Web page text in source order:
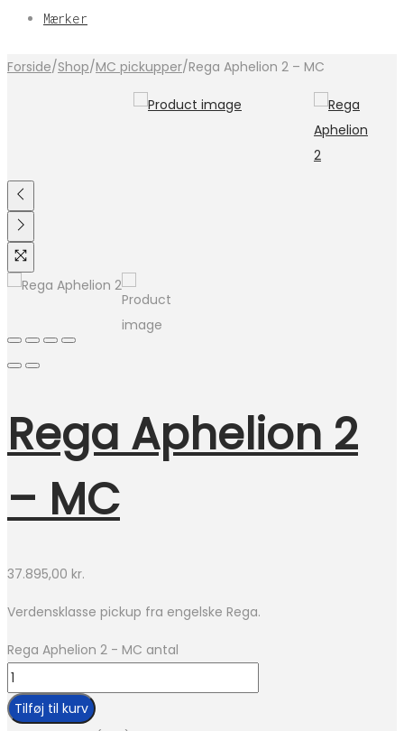
Mærker
Forside/Shop/MC pickupper/Rega Aphelion 2 – MC
Rega Aphelion 2
– MC
37.895,00 kr.
Verdensklasse pickup fra engelske Rega.
Rega Aphelion 2 - MC antal
Tilføj til kurv